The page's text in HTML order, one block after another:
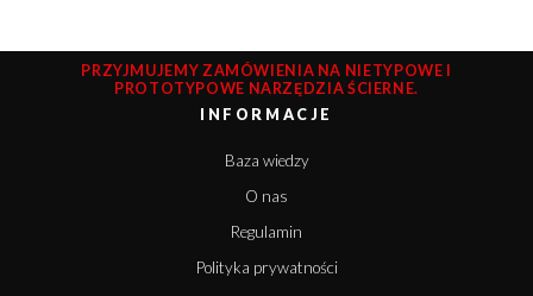
PRZYJMUJEMY ZAMÓWIENIA NA NIETYPOWE I
PROTOTYPOWE NARZĘDZIA ŚCIERNE.
INFORMACJE
Baza wiedzy
O nas
Regulamin
Polityka prywatności